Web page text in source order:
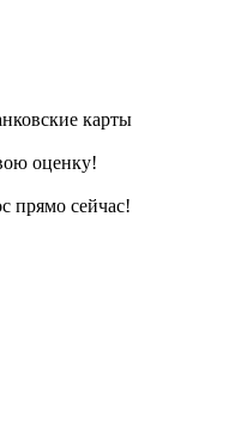
карты
оценку!
прямо сейчас!